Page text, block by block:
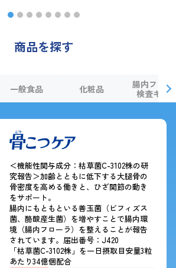
商品を探す
一般食品 化粧品
腸内フロー
検査キッ
＜機能性関与成分：枯草菌C-3102株の研
究報告＞加齢とともに低下する大腿骨の
骨密度を高める働きと、ひざ関節の動き
をサポート。
腸内にもともといる善玉菌（ビフィズス
菌、酪酸産生菌）を増やすことで腸内環
境（腸内フローラ）を整えることが報告
されています。届出番号：J420
「枯草菌C-3102株」を一日摂取目安量3粒
あたり34億個配合